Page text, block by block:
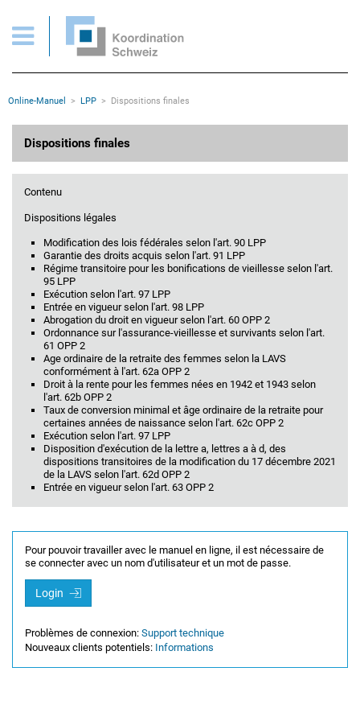
Pages importantes
Page d'accueil
Contenu
Plan du site
Rootline
Online-Manuel LPP Dispositions finales
Dispositions finales
Contenu
Dispositions légales
Modification des lois fédérales selon l'art. 90 LPP
Garantie des droits acquis selon l'art. 91 LPP
Régime transitoire pour les bonifications de vieillesse selon l'art.
95 LPP
Exécution selon l'art. 97 LPP
Entrée en vigueur selon l'art. 98 LPP
Abrogation du droit en vigueur selon l'art. 60 OPP 2
Ordonnance sur l'assurance-vieillesse et survivants selon l'art.
61 OPP 2
Age ordinaire de la retraite des femmes selon la LAVS
conformément à l'art. 62a OPP 2
Droit à la rente pour les femmes nées en 1942 et 1943 selon
l'art. 62b OPP 2
Taux de conversion minimal et âge ordinaire de la retraite pour
certaines années de naissance selon l'art. 62c OPP 2
Exécution selon l'art. 97 LPP
Disposition d'exécution de la lettre a, lettres a à d, des
dispositions transitoires de la modification du 17 décembre 2021
de la LAVS selon l'art. 62d OPP 2
Entrée en vigueur selon l'art. 63 OPP 2
Pour pouvoir travailler avec le manuel en ligne, il est nécessaire de
se connecter avec un nom d'utilisateur et un mot de passe.
Login
Problèmes de connexion: Support technique
Nouveaux clients potentiels: Informations